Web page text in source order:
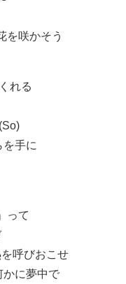
を咲かそう
れる
を手に
って
呼びおこせ
かに夢中で